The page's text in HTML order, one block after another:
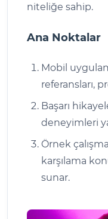
niteliğe sahip.
Ana Noktalar
Mobil
referansları,
Başarı
deneyimleri
Örnek
karşılama
sunar.